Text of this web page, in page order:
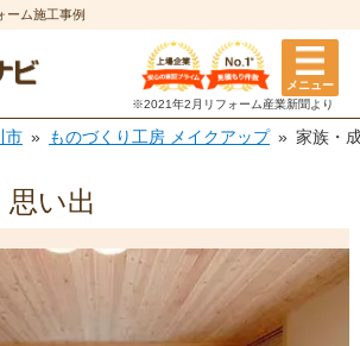
ーム施工事例
メニュー
※2021年2月リフォーム産業新聞より
市 ものづくり工房 メイクアップ 家族・
思い出